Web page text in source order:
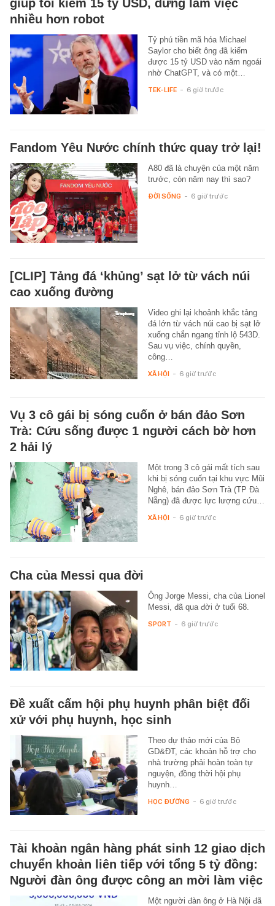
giúp tôi kiếm 15 tỷ USD, đừng làm việc
nhiều hơn robot
Tỷ phú tiền mã hóa Michael
Saylor cho biết ông đã kiếm
được 15 tỷ USD vào năm ngoái
nhờ ChatGPT, và có một…
TEK-LIFE - 6 giờ trước
Fandom Yêu Nước chính thức quay trở lại!
A80 đã là chuyện của một năm
trước, còn năm nay thì sao?
ĐỜI SỐNG - 6 giờ trước
[CLIP] Tảng đá ‘khủng’ sạt lở từ vách núi
cao xuống đường
Video ghi lại khoảnh khắc tảng
đá lớn từ vách núi cao bị sạt lở
xuống chắn ngang tỉnh lộ 543D.
Sau vụ việc, chính quyền,
công…
XÃ HỘI - 6 giờ trước
Vụ 3 cô gái bị sóng cuốn ở bán đảo Sơn
Trà: Cứu sống được 1 người cách bờ hơn
2 hải lý
Một trong 3 cô gái mất tích sau
khi bị sóng cuốn tại khu vực Mũi
Nghê, bán đảo Sơn Trà (TP Đà
Nẵng) đã được lực lượng cứu…
XÃ HỘI - 6 giờ trước
Cha của Messi qua đời
Ông Jorge Messi, cha của Lionel
Messi, đã qua đời ở tuổi 68.
SPORT - 6 giờ trước
Đề xuất cấm hội phụ huynh phân biệt đối
xử với phụ huynh, học sinh
Theo dự thảo mới của Bộ
GD&ĐT, các khoản hỗ trợ cho
nhà trường phải hoàn toàn tự
nguyện, đồng thời hội phụ
huynh…
HỌC ĐƯỜNG - 6 giờ trước
Tài khoản ngân hàng phát sinh 12 giao dịch
chuyển khoản liên tiếp với tổng 5 tỷ đồng:
Người đàn ông được công an mời làm việc
Một người đàn ông ở Hà Nội đã